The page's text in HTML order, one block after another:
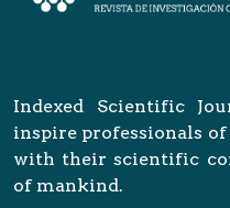
Indexed Scientific
inspire professionals
with their scientific
of mankind.